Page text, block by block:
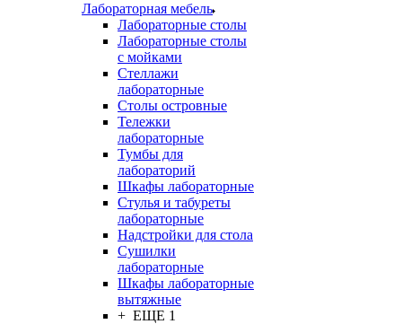
Лабораторная мебель
Лабораторные столы
Лабораторные столы
с мойками
Стеллажи
лабораторные
Столы островные
Тележки
лабораторные
Тумбы для
лабораторий
Шкафы лабораторные
Стулья и табуреты
лабораторные
Надстройки для стола
Сушилки
лабораторные
Шкафы лабораторные
вытяжные
+ ЕЩЕ 1